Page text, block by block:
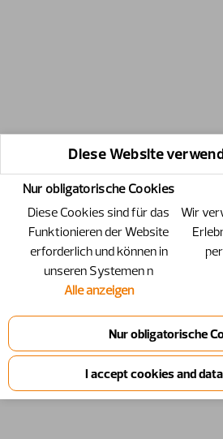
Diese Website
Nur obligatorische Cookies
Diese Cookies sind für das
Funktionieren der Website
erforderlich und können in
unseren Systemen n
Alle anzeigen
Wir